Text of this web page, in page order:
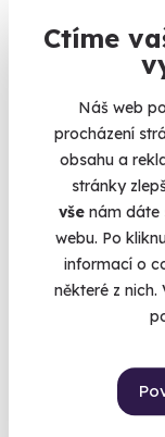
Ctíme
Náš web
procházení
obsahu a
stránky
vše nám dáte
webu. Po
informací o
některé z
Volný termín
Vyhlídkový let na
Beskydy (+ 2